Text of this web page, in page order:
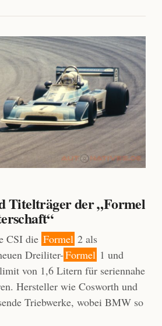
Titelträger der „Formel
CSI die Formel 2 als
Dreiliter-Formel 1 und
von 1,6 Litern für seriennahe
Hersteller wie Cosworth und
Triebwerke, wobei BMW so